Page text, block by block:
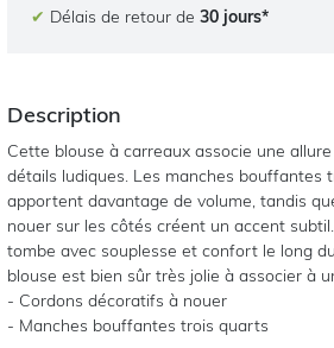
✔ Délais de retour de30 jours*
Description
Cette blouse à carreaux associe une
détails ludiques. Les manches bouffantes
apportent davantage de volume, tandis
nouer sur les côtés créent un accent
tombe avec souplesse et confort le long
blouse est bien sûr très jolie à associer à
- Cordons décoratifs à nouer
- Manches bouffantes trois quarts